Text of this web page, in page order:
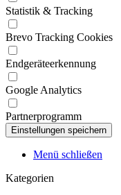
Statistik & Tracking
Brevo Tracking Cookies
Endgeräteerkennung
Google Analytics
Partnerprogramm
Menü schließen
Kategorien